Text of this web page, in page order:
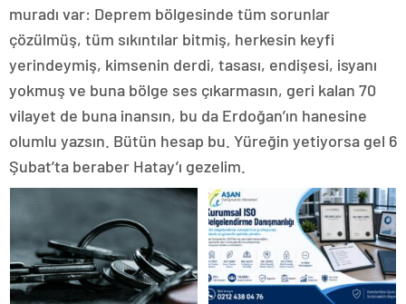
muradı var: Deprem bölgesinde tüm sorunlar
çözülmüş, tüm sıkıntılar bitmiş, herkesin keyfi
yerindeymiş, kimsenin derdi, tasası, endişesi, isyanı
yokmuş ve buna bölge ses çıkarmasın, geri kalan 70
vilayet de buna inansın, bu da Erdoğan’ın hanesine
olumlu yazsın. Bütün hesap bu. Yüreğin yetiyorsa gel 6
Şubat’ta beraber Hatay’ı gezelim.